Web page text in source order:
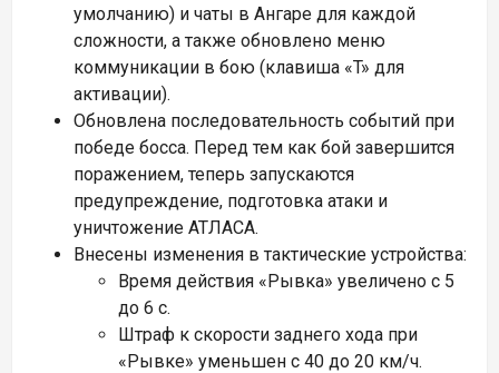
умолчанию) и чаты в Ангаре для каждой
сложности, а также обновлено меню
коммуникации в бою (клавиша «T» для
активации).
Обновлена последовательность событий при
победе босса. Перед тем как бой завершится
поражением, теперь запускаются
предупреждение, подготовка атаки и
уничтожение АТЛАСА.
Внесены изменения в тактические устройства:
Время действия «Рывка» увеличено с 5
до 6 с.
Штраф к скорости заднего хода при
«Рывке» уменьшен с 40 до 20 км/ч.